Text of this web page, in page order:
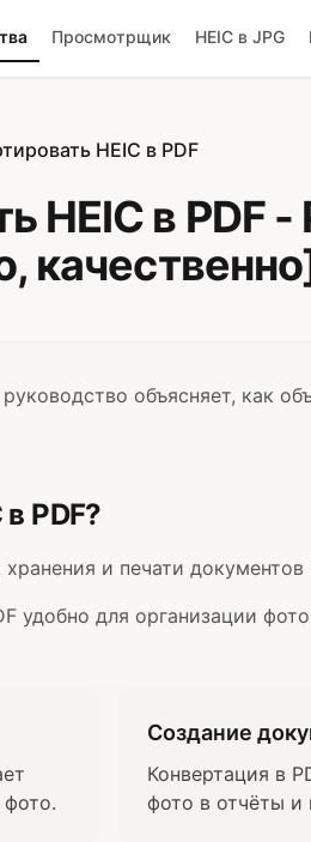
Просмотрщик HEIC в JPG
HEIC в PDF
HEIC в PDF
объясняет, как
PDF?
и печати
удобно для организации
фото.
Создание
Конвертация в
фото в отчёты и